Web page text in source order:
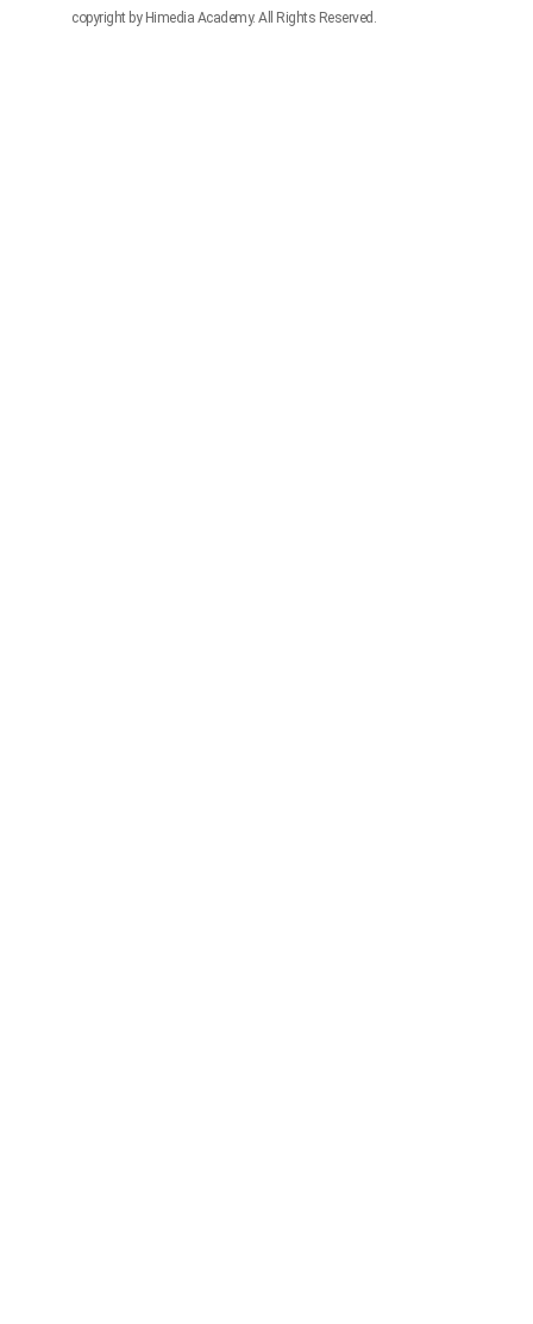
copyright by Himedia Academy. All Rights Reserved.